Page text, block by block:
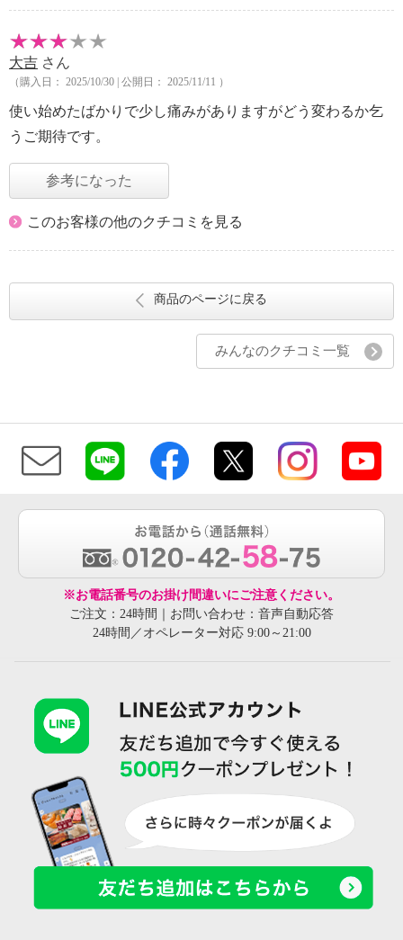
大吉 さん
（購入日： 2025/10/30 | 公開日： 2025/11/11 ）
使い始めたばかりで少し痛みがありますがどう変わるか乞
うご期待です。
参考になった
このお客様の他のクチコミを見る
商品のページに戻る
みんなのクチコミ一覧
※お電話番号のお掛け間違いにご注意ください。
ご注文：24時間｜お問い合わせ：音声自動応答
24時間／オペレーター対応 9:00～21:00